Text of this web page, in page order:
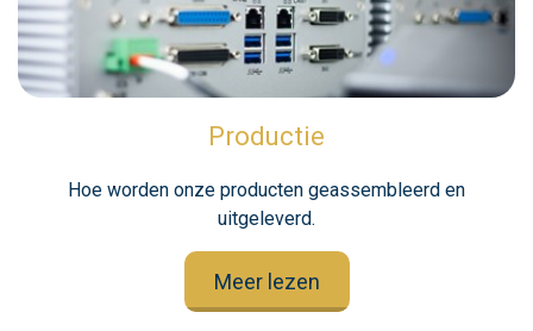
Productie
Hoe worden onze producten geassembleerd en
uitgeleverd.
Meer lezen